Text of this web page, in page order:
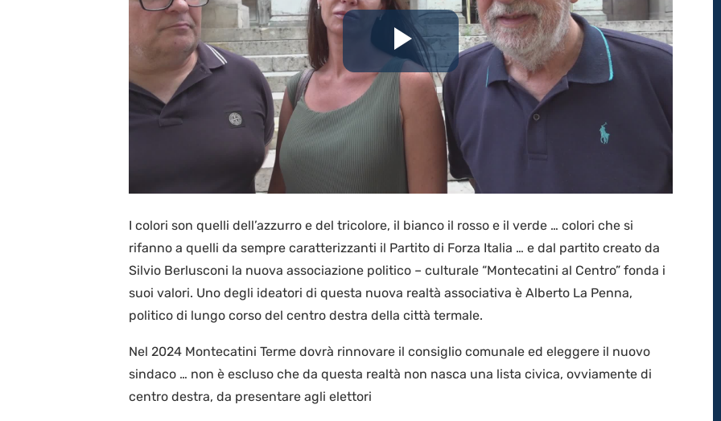
Riproduci
il
video
I colori son quelli dell’azzurro e del tricolore, il bianco il rosso e il verde … colori che si
rifanno a quelli da sempre caratterizzanti il Partito di Forza Italia … e dal partito creato da
Silvio Berlusconi la nuova associazione politico – culturale “Montecatini al Centro” fonda i
suoi valori. Uno degli ideatori di questa nuova realtà associativa è Alberto La Penna,
politico di lungo corso del centro destra della città termale.
Nel 2024 Montecatini Terme dovrà rinnovare il consiglio comunale ed eleggere il nuovo
sindaco … non è escluso che da questa realtà non nasca una lista civica, ovviamente di
centro destra, da presentare agli elettori